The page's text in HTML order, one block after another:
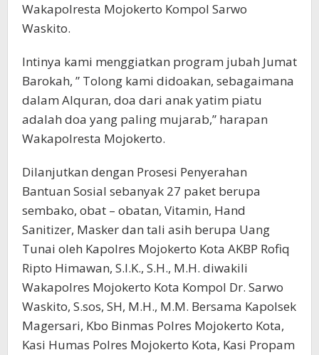
Wakapolresta Mojokerto Kompol Sarwo
Waskito.
Intinya kami menggiatkan program jubah Jumat
Barokah, ” Tolong kami didoakan, sebagaimana
dalam Alquran, doa dari anak yatim piatu
adalah doa yang paling mujarab,” harapan
Wakapolresta Mojokerto.
Dilanjutkan dengan Prosesi Penyerahan
Bantuan Sosial sebanyak 27 paket berupa
sembako, obat – obatan, Vitamin, Hand
Sanitizer, Masker dan tali asih berupa Uang
Tunai oleh Kapolres Mojokerto Kota AKBP Rofiq
Ripto Himawan, S.I.K., S.H., M.H. diwakili
Wakapolres Mojokerto Kota Kompol Dr. Sarwo
Waskito, S.sos, SH, M.H., M.M. Bersama Kapolsek
Magersari, Kbo Binmas Polres Mojokerto Kota,
Kasi Humas Polres Mojokerto Kota, Kasi Propam